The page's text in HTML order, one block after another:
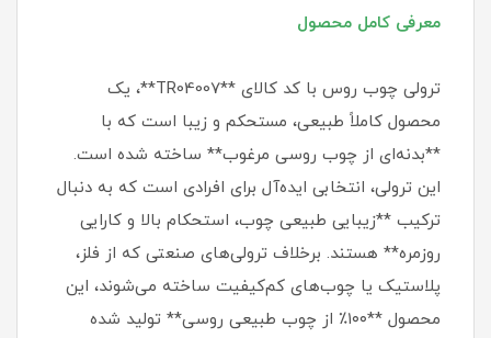
معرفی کامل محصول
ترولی چوب روس با کد کالای **TR04007**، یک
محصول کاملاً طبیعی، مستحکم و زیبا است که با
**بدنه‌ای از چوب روسی مرغوب** ساخته شده است.
این ترولی، انتخابی ایده‌آل برای افرادی است که به دنبال
ترکیب **زیبایی طبیعی چوب، استحکام بالا و کارایی
روزمره** هستند. برخلاف ترولی‌های صنعتی که از فلز،
پلاستیک یا چوب‌های کم‌کیفیت ساخته می‌شوند، این
محصول **۱۰۰٪ از چوب طبیعی روسی** تولید شده